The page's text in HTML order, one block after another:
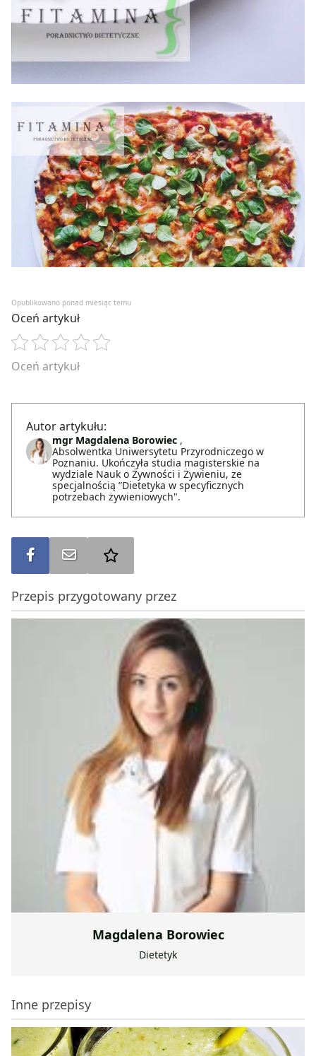
Opublikowano ponad miesiąc temu
Oceń artykuł
Oceń artykuł
Autor artykułu:
mgr Magdalena Borowiec ,
Absolwentka Uniwersytetu Przyrodniczego w
Poznaniu. Ukończyła studia magisterskie na
wydziale Nauk o Żywności i Żywieniu, ze
specjalnością ”Dietetyka w specyficznych
potrzebach żywieniowych".
Udostępnij na FBWyślij na e-mail
Przepis przygotowany przez
Magdalena Borowiec
Dietetyk
Inne przepisy